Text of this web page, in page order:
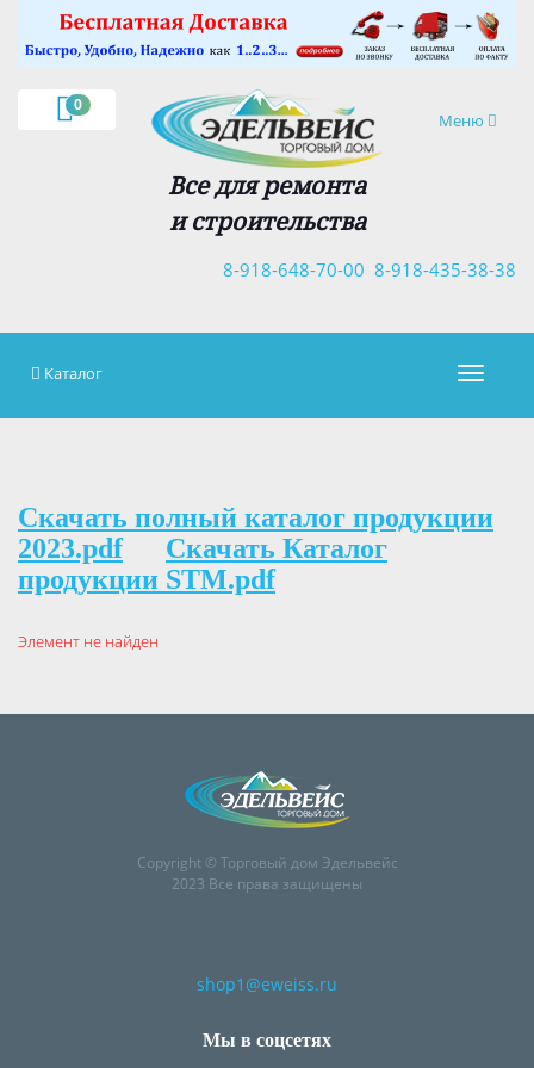
0
Навигация
Меню
Все для ремонта
и строительства
8-918-435-38-38
8-918-648-70-00
×
Каталог
Скачать полный каталог продукции
2023.pdf
Скачать Каталог
продукции STM.pdf
Элемент не найден
Copyright © Торговый дом Эдельвейс
2023 Все права защищены
shop1@eweiss.ru
Мы в соцсетях